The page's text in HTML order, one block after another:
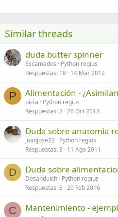
22
26
Times New
Trebuchet MS
Verdana
Similar threads
duda butter spinner
Escamados
Python regius
Respuestas 18 14 Mar 2012
P Alimentación -
pizta
Python regius
Respuestas 2 26 Oct 2013
Duda sobre anatomia
juanjose22 Python regius
Respuestas 3 11 Ago 2011
D Duda sobre
Desanduich Python regius
Respuestas 3 20 Feb 2016
C
Mantenimiento -